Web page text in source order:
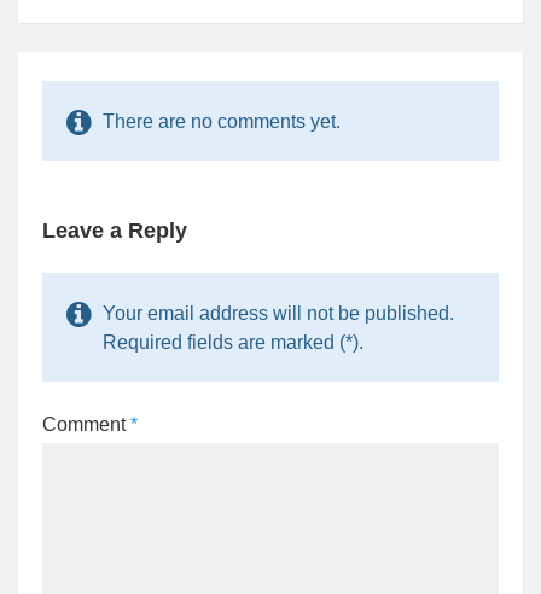
There are no comments yet.
Leave a Reply
Your email address will not be published.
Required fields are marked (*).
Comment*